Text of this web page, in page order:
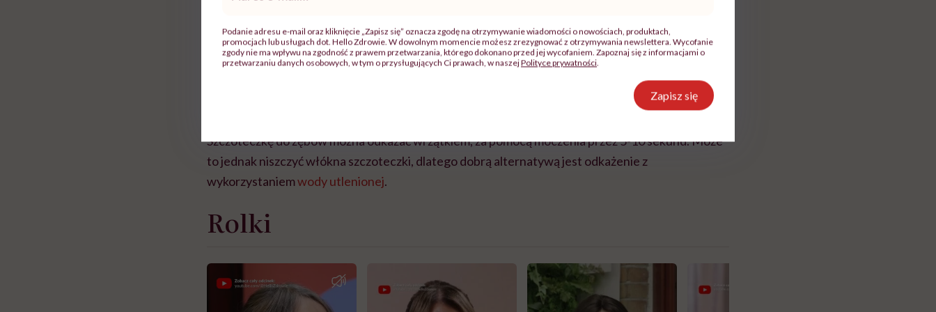
odpowiednich warunkach do rozwoju pod wpływem wilgoci.
Zobacz także: Pasta do zębów – z fluorem czy bez?
Szczoteczkę do zębów można odkażać wrzątkiem, za pomocą moczenia przez 5-10 sekund. Może
to jednak niszczyć włókna szczoteczki, dlatego dobrą alternatywą jest odkażenie z
wykorzystaniemwody utlenionej.
Rolki
mail*
Podanie adresu e-mail oraz kliknięcie „Zapisz się” oznacza zgodę na otrzymywanie wiadomości o nowościach, produktach,
promocjach lub usługach dot. Hello Zdrowie. W dowolnym momencie możesz zrezygnować z otrzymywania newslettera. Wycofanie
zgody nie ma wpływu na zgodność z prawem przetwarzania, którego dokonano przed jej wycofaniem. Zapoznaj się z informacjami o
przetwarzaniu danych osobowych, w tym o przysługujących Ci prawach, w naszejPolityce prywatności.
Zapisz się